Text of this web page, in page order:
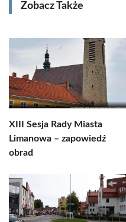
Zobacz Także
XIII Sesja Rady Miasta
Limanowa – zapowiedź
obrad